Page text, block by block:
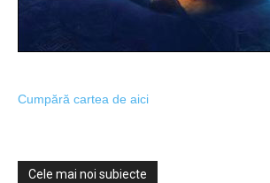
Cumpără cartea de aici
Cele mai noi subiecte